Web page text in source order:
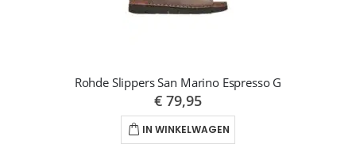
Rohde Slippers San Marino Espresso G
€ 79,95
IN WINKELWAGEN